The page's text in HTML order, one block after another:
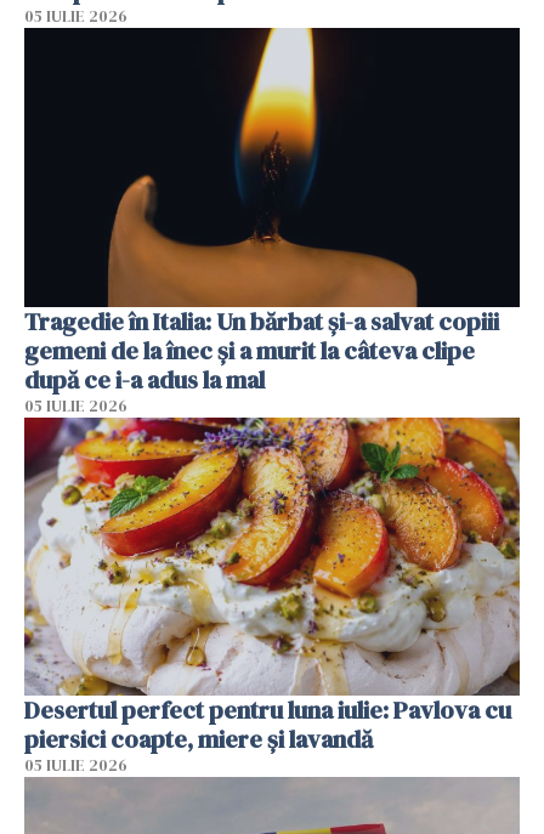
05 IULIE 2026
Tragedie în Italia: Un bărbat și-a salvat copiii
gemeni de la înec și a murit la câteva clipe
după ce i-a adus la mal
05 IULIE 2026
Desertul perfect pentru luna iulie: Pavlova cu
piersici coapte, miere și lavandă
05 IULIE 2026